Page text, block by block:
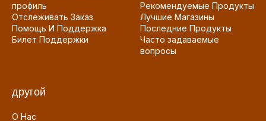
профиль
Отслеживать Заказ
Помощь И Поддержка
Билет Поддержки
Рекомендуемые Продукты
Лучшие Магазины
Последние Продукты
Часто задаваемые
вопросы
другой
О Нас